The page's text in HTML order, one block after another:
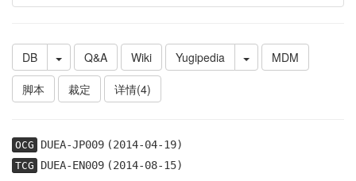
DB Q&A Wiki Yugipedia
MDM
脚本
裁定 详情(4)
OCG DUEA-JP009(2014-04-19)
TCG DUEA-EN009(2014-08-15)